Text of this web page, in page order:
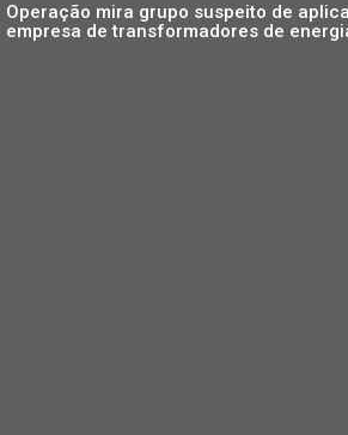
Operação mira grupo suspeito de
empresa de transformadores de